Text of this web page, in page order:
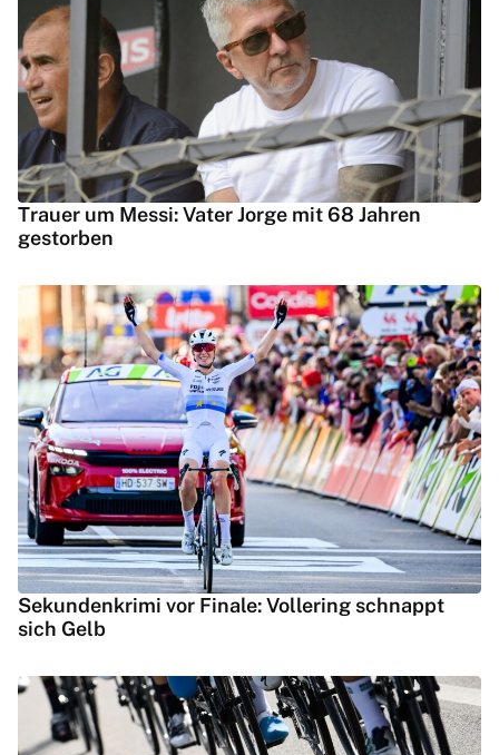
Trauer um Messi: Vater Jorge mit 68 Jahren
gestorben
Sekundenkrimi vor Finale: Vollering schnappt
sich Gelb